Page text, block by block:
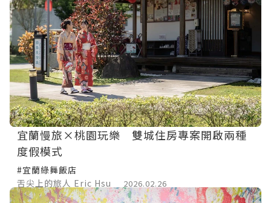
宜蘭慢旅×桃園玩樂 雙城住房專案開啟兩種
度假模式
#宜蘭綠舞飯店
舌尖上的旅人 Eric Hsu
2026.02.26